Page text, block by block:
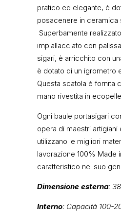
pratico ed elegante, è
posacenere in ceramica
Superbamente
impiallacciato con
sigari, è arricchito con
è dotato di un igrometro
Questa scatola è fornita
mano rivestita in
Ogni baule portasigari
opera di maestri
utilizzano le migliori
lavorazione 100% Made
caratteristico nel suo
Dimensione esterna:
Interno: Capacità 100-